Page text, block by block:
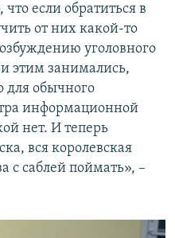
если обратиться в
от них какой-то
уголовного
этим занимались,
для обычного
информационной
нет. И теперь
вся королевская
с саблей поймать», –